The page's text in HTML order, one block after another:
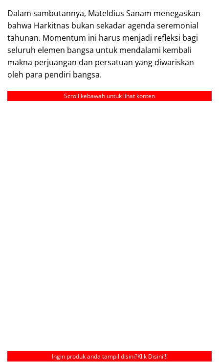
Dalam sambutannya, Mateldius Sanam menegaskan
bahwa Harkitnas bukan sekadar agenda seremonial
tahunan. Momentum ini harus menjadi refleksi bagi
seluruh elemen bangsa untuk mendalami kembali
makna perjuangan dan persatuan yang diwariskan
oleh para pendiri bangsa.
Scroll kebawah untuk lihat konten
Ingin produk anda tampil disini?Klik Disini!!!